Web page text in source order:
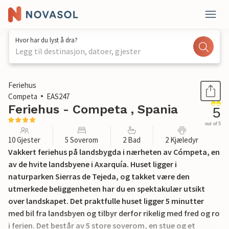
Hvor har du lyst å dra?
Legg til destinasjon, datoer, gjester
1 / 26
Feriehus
Competa
EAS247
Feriehus - Competa , Spania 5
out of 5
10 Gjester 5 Soverom 2 Bad 2 Kjæledyr
Vakkert feriehus på landsbygda i nærheten av Cómpeta, en
av de hvite landsbyene i Axarquía. Huset ligger i
naturparken Sierras de Tejeda, og takket være den
utmerkede beliggenheten har du en spektakulær utsikt
over landskapet. Det praktfulle huset ligger 5 minutter
med bil fra landsbyen og tilbyr derfor rikelig med fred og ro
i ferien. Det består av 5 store soverom, en stue og et